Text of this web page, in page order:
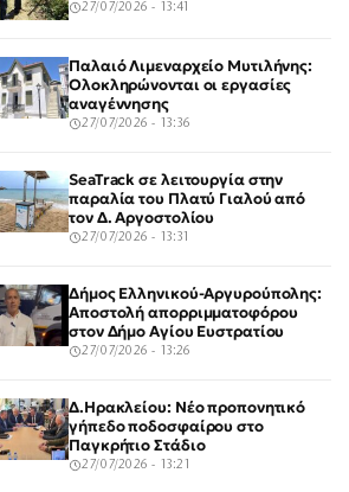
27/07/2026 - 13:41
Παλαιό Λιμεναρχείο Μυτιλήνης:
Ολοκληρώνονται οι εργασίες
αναγέννησης
27/07/2026 - 13:36
SeaTrack σε λειτουργία στην
παραλία του Πλατύ Γιαλού από
τον Δ. Αργοστολίου
27/07/2026 - 13:31
Δήμος Ελληνικού-Αργυρούπολης:
Αποστολή απορριμματοφόρου
στον Δήμο Αγίου Ευστρατίου
27/07/2026 - 13:26
Δ.Ηρακλείου: Νέο προπονητικό
γήπεδο ποδοσφαίρου στο
Παγκρήτιο Στάδιο
27/07/2026 - 13:21